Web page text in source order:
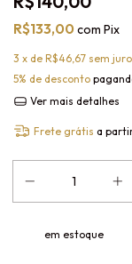
R$133,00 com Pix
3 x de R$46,67 sem
5% de desconto
Ver mais detalhes
Frete grátis a
em estoque